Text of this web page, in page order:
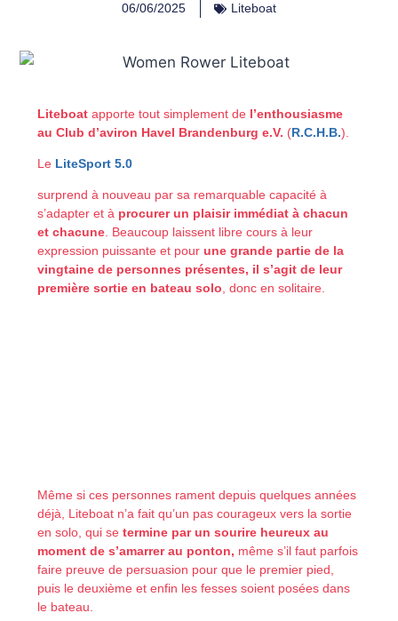
06/06/2025 Liteboat
Liteboat apporte tout simplement de l’enthousiasme
au Club d’aviron Havel Brandenburg e.V. (R.C.H.B.).
Le LiteSport 5.0
surprend à nouveau par sa remarquable capacité à
s’adapter et à procurer un plaisir immédiat à chacun
et chacune . Beaucoup laissent libre cours à leur
expression puissante et pourune grande partie de la
vingtaine de personnes présentes, il s’agit de leur
première sortie en bateau solo , donc en solitaire.
Même si ces personnes rament depuis quelques années
déjà, Liteboat n’a fait qu’un pas courageux vers la sortie
en solo, qui setermine par un sourire heureux au
moment de s’amarrer au ponton, même s’il faut parfois
faire preuve de persuasion pour que le premier pied,
puis le deuxième et enfin les fesses soient posées dans
le bateau.